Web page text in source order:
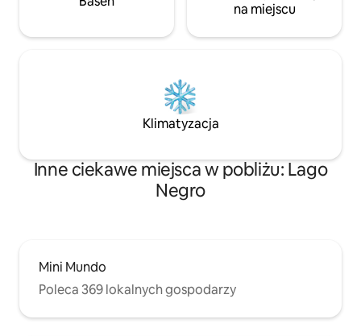
na miejscu
Klimatyzacja
Inne ciekawe miejsca w pobliżu: Lago
Negro
Mini Mundo
Poleca 369 lokalnych gospodarzy